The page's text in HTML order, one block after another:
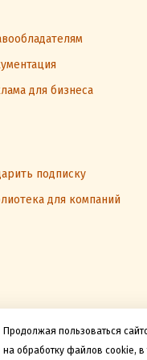
Продолжая пользоваться
на обработку файлов cookie,
для бизнеса
подписку
для компаний